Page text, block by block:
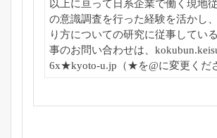
以上に亘って日系企業で働く現地
の意識調査を行った経験を活かし、
り方についての研究に従事してい
事のお問い合わせは、
6x★kyoto-u.jp（★を@に変更くだ